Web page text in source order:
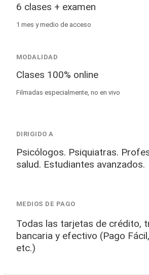
6 clases + examen
1 mes y medio de acceso
MODALIDAD
Clases 100% online
Filmadas especialmente, no en vivo
DIRIGIDO A
Psicólogos. Psiquiatras.
salud. Estudiantes avanzados.
MEDIOS DE PAGO
Todas las tarjetas de crédito,
bancaria y efectivo (Pago
etc.)